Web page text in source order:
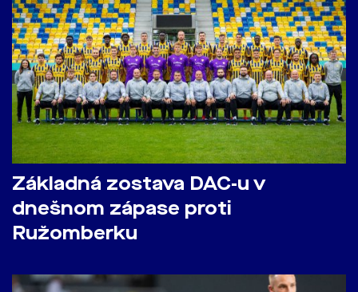
Základná zostava DAC-u v
dnešnom zápase proti
Ružomberku